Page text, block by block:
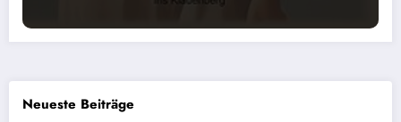
Neueste Beiträge